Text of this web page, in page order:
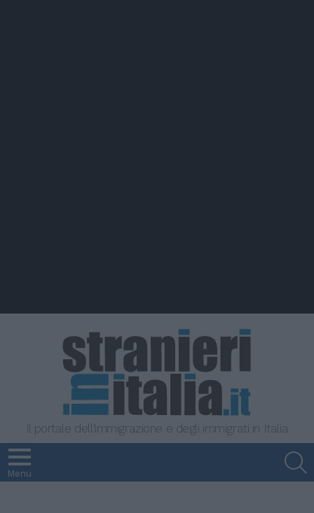
Il portale dell'immigrazione e degli immigrati in Italia
Menu